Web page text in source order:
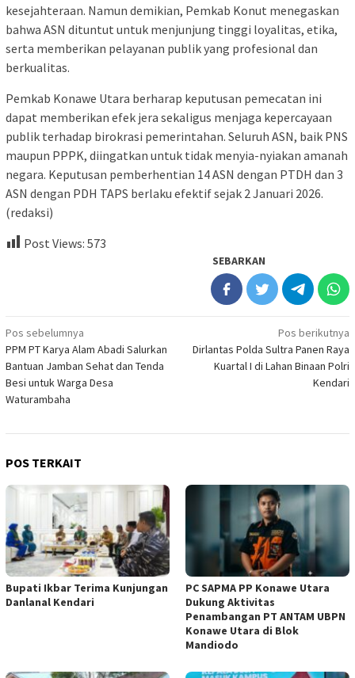
kesejahteraan. Namun demikian, Pemkab Konut menegaskan
bahwa ASN dituntut untuk menjunjung tinggi loyalitas, etika,
serta memberikan pelayanan publik yang profesional dan
berkualitas.
Pemkab Konawe Utara berharap keputusan pemecatan ini
dapat memberikan efek jera sekaligus menjaga kepercayaan
publik terhadap birokrasi pemerintahan. Seluruh ASN, baik PNS
maupun PPPK, diingatkan untuk tidak menyia-nyiakan amanah
negara. Keputusan pemberhentian 14 ASN dengan PTDH dan 3
ASN dengan PDH TAPS berlaku efektif sejak 2 Januari 2026.
(redaksi)
Post Views: 573
SEBARKAN
Navigasi
pos
Pos sebelumnya
PPM PT Karya Alam Abadi Salurkan
Bantuan Jamban Sehat dan Tenda
Besi untuk Warga Desa
Waturambaha
Pos berikutnya
Dirlantas Polda Sultra Panen Raya
Kuartal I di Lahan Binaan Polri
Kendari
POS TERKAIT
Bupati Ikbar Terima Kunjungan
Danlanal Kendari
PC SAPMA PP Konawe Utara
Dukung Aktivitas
Penambangan PT ANTAM UBPN
Konawe Utara di Blok
Mandiodo